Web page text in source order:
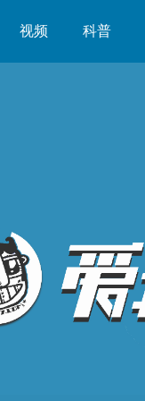
视频 科普